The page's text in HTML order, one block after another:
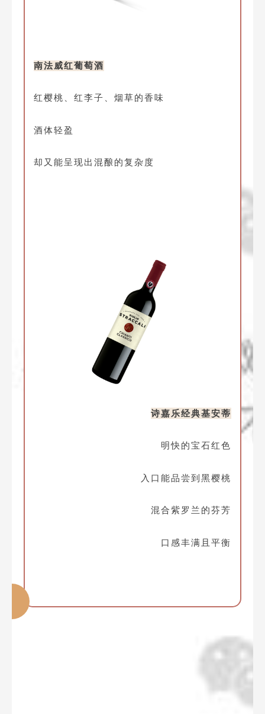
南法威红葡萄酒
红樱桃、红李子、烟草的香味
酒体轻盈
却又能呈现出混酿的复杂度
诗嘉乐经典基安蒂
明快的宝石红色
入口能品尝到黑樱桃
混合紫罗兰的芬芳
口感丰满且平衡